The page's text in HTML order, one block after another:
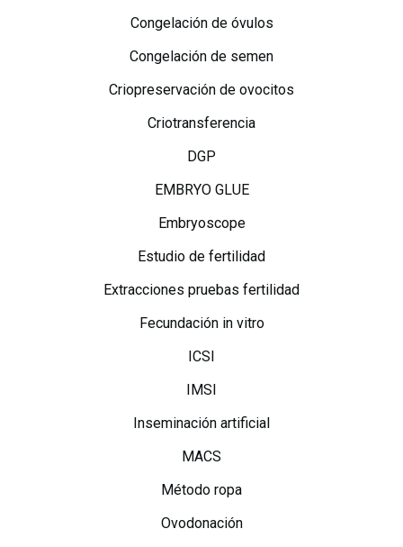
Congelación de óvulos
Congelación de semen
Criopreservación de ovocitos
Criotransferencia
DGP
EMBRYO GLUE
Embryoscope
Estudio de fertilidad
Extracciones pruebas fertilidad
Fecundación in vitro
ICSI
IMSI
Inseminación artificial
MACS
Método ropa
Ovodonación